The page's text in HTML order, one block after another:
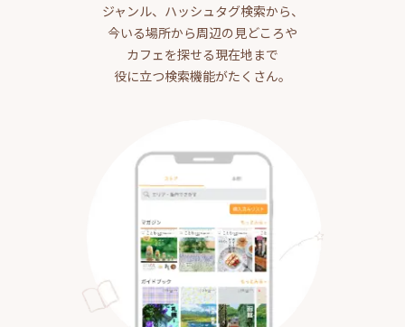
ジャンル、ハッシュタグ検索から、
今いる場所から周辺の見どころや
カフェを探せる現在地まで
役に立つ検索機能がたくさん。